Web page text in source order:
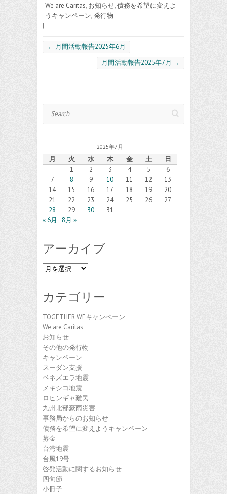
We are Caritas, お知らせ,債務を希望に変えよ
うキャンペーン,発行物
|
← 月間活動報告2025年6月
月間活動報告2025年7月 →
2025年7月
月 火 水 木 金 土
日
1
2 3 4 5
6
7
8 9 10 11 12
13
14
15 16 17 18 19
20
21
22 23 24 25 26
27
28
29 30
31
« 6月
8月 »
アーカイブ
ア
イ
カテゴリー
TOGETHER WEキャンペーン
We are Caritas
お知らせ
その他の発行物
キャンペーン
スーダン支援
ベネズエラ地震
メキシコ地震
ロヒンギャ難民
九州北部豪雨災害
事務局からのお知らせ
債務を希望に変えようキャンペーン
募金
台湾地震
台風19号
啓発活動に関するお知らせ
四旬節
小冊子